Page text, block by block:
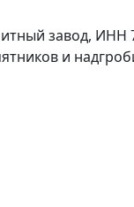
завод, ИНН
и